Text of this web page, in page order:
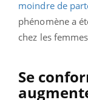
moindre de
phénomène a
chez les
Se